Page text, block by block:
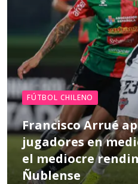
FÚTBOL CHILENO
Francisco Arrué
jugadores en
el mediocre
Ñublense